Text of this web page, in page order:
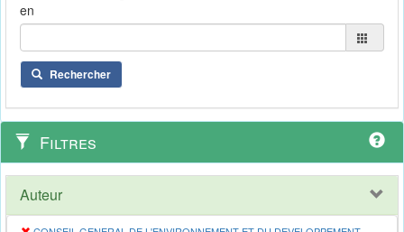
en
Rechercher
Filtres
Auteur